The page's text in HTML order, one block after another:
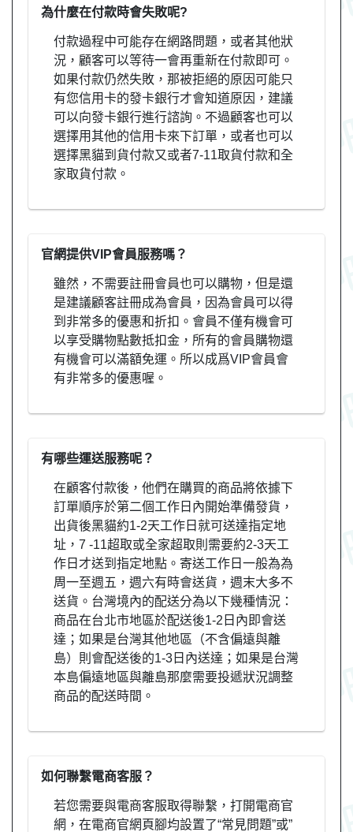
為什麼在付款時會失敗呢?
付款過程中可能存在網路問題，或者其他狀
況，顧客可以等待一會再重新在付款即可。
如果付款仍然失敗，那被拒絕的原因可能只
有您信用卡的發卡銀行才會知道原因，建議
可以向發卡銀行進行諮詢。不過顧客也可以
選擇用其他的信用卡來下訂單，或者也可以
選擇黑貓到貨付款又或者7-11取貨付款和全
家取貨付款。
官網提供VIP會員服務嗎？
雖然，不需要註冊會員也可以購物，但是還
是建議顧客註冊成為會員，因為會員可以得
到非常多的優惠和折扣。會員不僅有機會可
以享受購物點數抵扣金，所有的會員購物還
有機會可以滿額免運。所以成爲VIP會員會
有非常多的優惠喔。
有哪些運送服務呢？
在顧客付款後，他們在購買的商品將依據下
訂單順序於第二個工作日內開始準備發貨，
出貨後黑貓約1-2天工作日就可送達指定地
址，7 -11超取或全家超取則需要約2-3天工
作日才送到指定地點。寄送工作日一般為為
周一至週五，週六有時會送貨，週末大多不
送貨。台灣境內的配送分為以下幾種情況：
商品在台北市地區於配送後1-2日內即會送
達；如果是台灣其他地區（不含偏遠與離
島）則會配送後的1-3日內送達；如果是台灣
本島偏遠地區與離島那麼需要投遞狀況調整
商品的配送時間。
如何聯繫電商客服？
若您需要與電商客服取得聯繫，打開電商官
網，在電商官網頁腳均設置了“常見問題”或”